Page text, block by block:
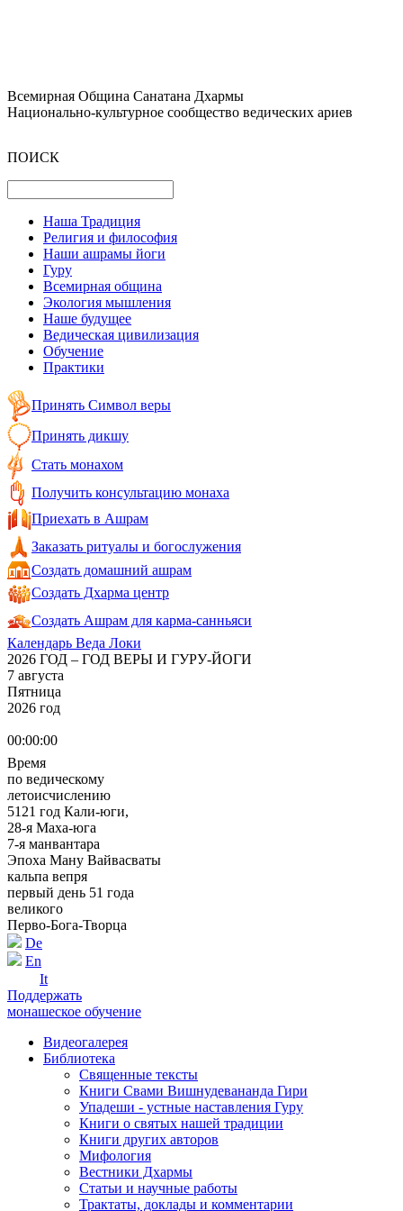
Всемирная Община Санатана Дхармы
Национально-культурное сообщество ведических ариев
ПОИСК
Наша Традиция
Религия и философия
Наши ашрамы йоги
Гуру
Всемирная община
Экология мышления
Наше будущее
Ведическая цивилизация
Обучение
Практики
Принять Символ веры
Принять дикшу
Стать монахом
Получить консультацию монаха
Приехать в Ашрам
Заказать ритуалы и богослужения
Создать домашний ашрам
Создать Дхарма центр
Создать Ашрам для карма-санньяси
Календарь Веда Локи
2026 ГОД – ГОД ВЕРЫ И ГУРУ-ЙОГИ
7 августа
Пятница
2026 год
00:00:00
Время
по ведическому
летоисчислению
5121 год Кали-юги,
28-я Маха-юга
7-я манвантара
Эпоха Ману Вайвасваты
кальпа вепря
первый день 51 года
великого
Перво-Бога-Творца
De
En
It
Поддержать
монашеское обучение
Видеогалерея
Библиотека
Священные тексты
Книги Свами Вишнудевананда Гири
Упадеши - устные наставления Гуру
Книги о святых нашей традиции
Книги других авторов
Мифология
Вестники Дхармы
Статьи и научные работы
Трактаты, доклады и комментарии